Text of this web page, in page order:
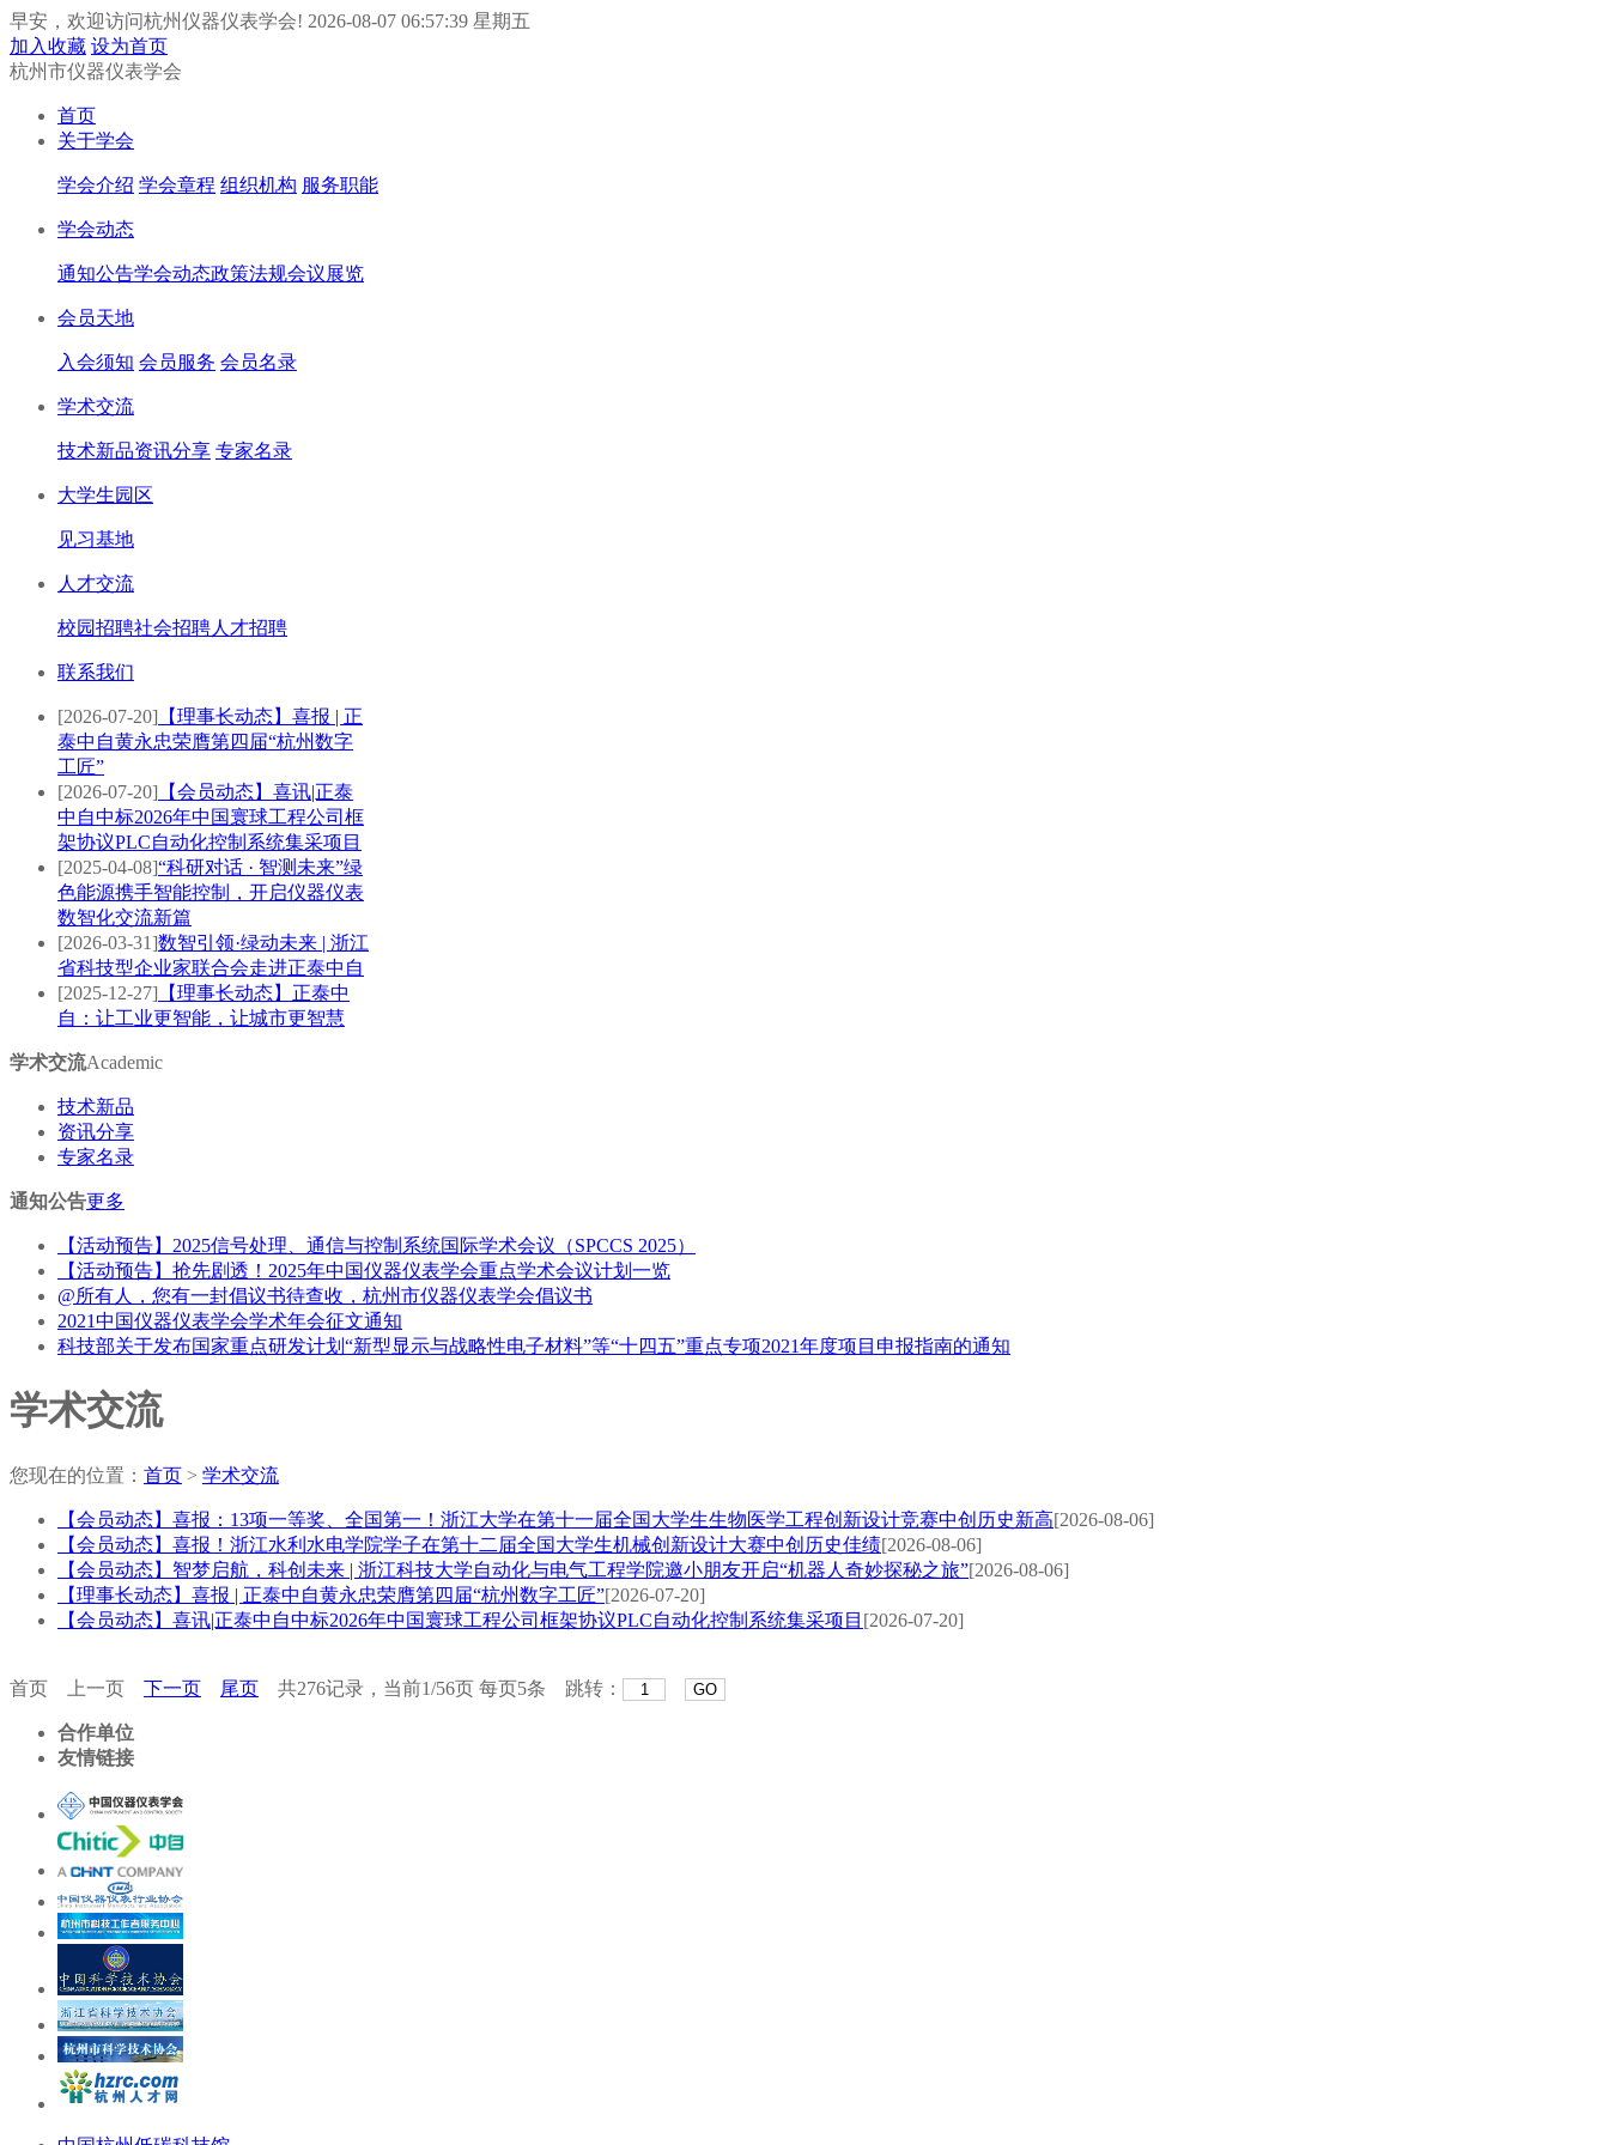
早安，欢迎访问杭州仪器仪表学会! 2026-08-07 06:57:39 星期五
加入收藏 设为首页
杭州市仪器仪表学会
首页
关于学会
学会介绍 学会章程 组织机构 服务职能
学会动态
通知公告学会动态政策法规会议展览
会员天地
入会须知 会员服务 会员名录
学术交流
技术新品资讯分享 专家名录
大学生园区
见习基地
人才交流
校园招聘社会招聘人才招聘
联系我们
[2026-07-20] 【理事长动态】喜报 | 正
泰中自黄永忠荣膺第四届“杭州数字
工匠”
[2026-07-20] 【会员动态】喜讯|正泰
中自中标2026年中国寰球工程公司框
架协议PLC自动化控制系统集采项目
[2025-04-08]“科研对话 · 智测未来”绿
色能源携手智能控制，开启仪器仪表
数智化交流新篇
[2026-03-31]数智引领·绿动未来 | 浙江
省科技型企业家联合会走进正泰中自
[2025-12-27] 【理事长动态】正泰中
自：让工业更智能，让城市更智慧
学术交流Academic
技术新品
资讯分享
专家名录
通知公告更多
【活动预告】2025信号处理、通信与控制系统国际学术会议（SPCCS 2025）
【活动预告】抢先剧透！2025年中国仪器仪表学会重点学术会议计划一览
@所有人，您有一封倡议书待查收，杭州市仪器仪表学会倡议书
2021中国仪器仪表学会学术年会征文通知
科技部关于发布国家重点研发计划“新型显示与战略性电子材料”等“十四五”重点专项2021年度项目申报指南的通知
学术交流
您现在的位置： 首页 > 学术交流
【会员动态】喜报：13项一等奖、全国第一！浙江大学在第十一届全国大学生生物医学工程创新设计竞赛中创历史新高[2026-08-06]
【会员动态】喜报！浙江水利水电学院学子在第十二届全国大学生机械创新设计大赛中创历史佳绩[2026-08-06]
【会员动态】智梦启航，科创未来 | 浙江科技大学自动化与电气工程学院邀小朋友开启“机器人奇妙探秘之旅”[2026-08-06]
【理事长动态】喜报 | 正泰中自黄永忠荣膺第四届“杭州数字工匠”[2026-07-20]
【会员动态】喜讯|正泰中自中标2026年中国寰球工程公司框架协议PLC自动化控制系统集采项目 [2026-07-20]
首页 上一页 下一页 尾页 共276记录，当前1/56页 每页5条 跳转： GO
合作单位
友情链接